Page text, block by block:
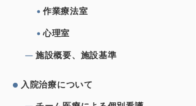
作業療法室
心理室
施設概要、施設基準
⼊院治療について